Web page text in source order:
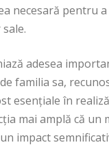
necesară pentru a
adesea
familia sa,
esențiale în
mai amplă că un
impact